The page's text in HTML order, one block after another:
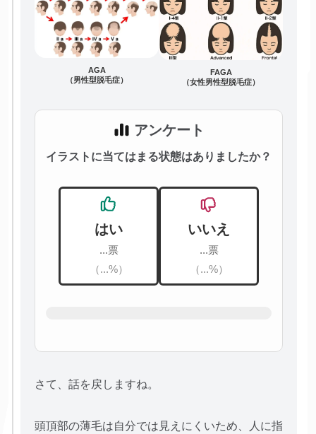
AGA
（男性型脱毛症）
FAGA
（女性男性型脱毛症）
アンケート
イラストに当てはまる状態はありましたか？
はい
...票
（...%）
いいえ
...票
（...%）
さて、話を戻しますね。
頭頂部の薄毛は自分では見えにくいため、人に指